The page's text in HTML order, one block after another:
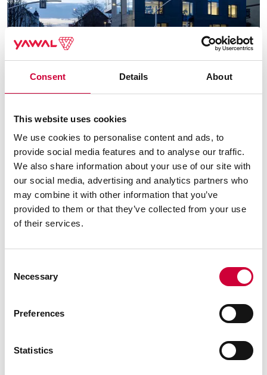
Consent Details About
This website uses cookies
We use cookies to personalise content and ads, to
provide social media features and to analyse our traffic.
We also share information about your use of our site with
our social media, advertising and analytics partners who
may combine it with other information that you’ve
provided to them or that they’ve collected from your use
of their services.
Selection
Necessary
Preferences
Statistics
Skaityti toliau
2 Rugpjūčio, 2024